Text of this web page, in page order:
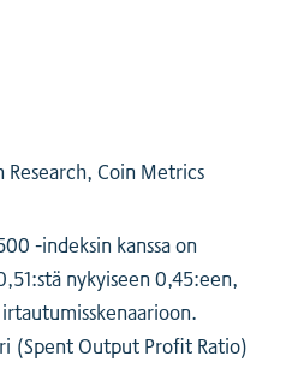
Coin Metrics
-indeksin kanssa on
nykyiseen 0,45:een,
(Spent Output Profit Ratio)